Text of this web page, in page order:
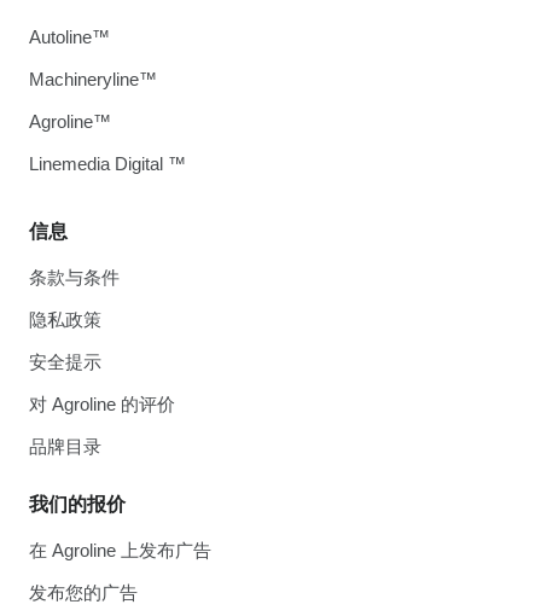
信息
条款与条件
隐私政策
安全提示
对 Agroline 的评价
品牌目录
我们的报价
在 Agroline 上发布广告
发布您的广告
Autoline™
Machineryline™
Agroline™
Linemedia Digital ™